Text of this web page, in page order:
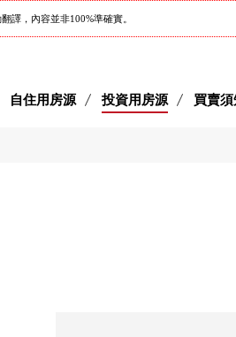
譯，內容並非100%準確實。
自住用房源 投資用房源 買賣須